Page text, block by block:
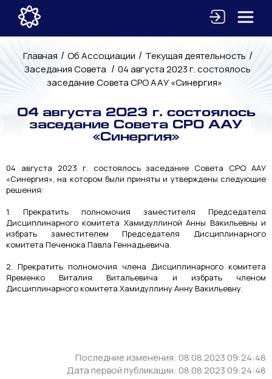
Главная / Об Ассоциации / Текущая деятельность /
Заседания Совета / 04 августа 2023 г. состоялось
заседание Совета СРО ААУ «Синергия»
04 августа 2023 г. состоялось
заседание Совета СРО ААУ
«Синергия»
04 августа 2023 г. состоялось заседание Совета СРО ААУ
«Синергия», на котором были приняты и утверждены следующие
решения:
1. Прекратить полномочия заместителя Председателя
Дисциплинарного комитета Хамидуллиной Анны Вакильевны и
избрать заместителем Председателя Дисциплинарного
комитета Печенюка Павла Геннадьевича.
2. Прекратить полномочия члена Дисциплинарного комитета
Яременко Виталия Витальевича и избрать членом
Дисциплинарного комитета Хамидуллину Анну Вакильевну.
Последние изменения: 08.08.2023 09:24:48
Дата первой публикации: 08.08.2023 09:24:48